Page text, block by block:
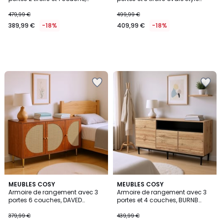
479,99 €
389,99 € -18%
499,99 €
409,99 € -18%
MEUBLES COSY
Armoire de rangement avec 3
portes 6 couches, DAVED
379,99 €
MEUBLES COSY
Armoire de rangement avec 3
portes et 4 couches, BURNB
439,99 €